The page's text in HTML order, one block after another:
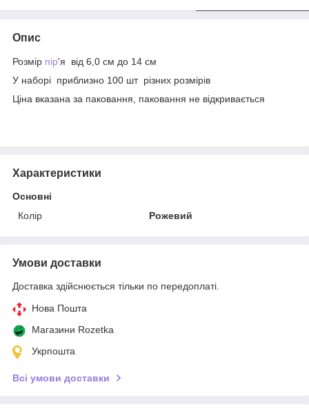
Опис
Розмір пір'я від 6,0 см до 14 см
У наборі приблизно 100 шт різних розмірів
Ціна вказана за паковання, паковання не відкривається
Характеристики
Основні
Колір
Рожевий
Умови доставки
Доставка здійснюється тільки по передоплаті.
Нова Пошта
Магазини Rozetka
Укрпошта
Всі умови доставки